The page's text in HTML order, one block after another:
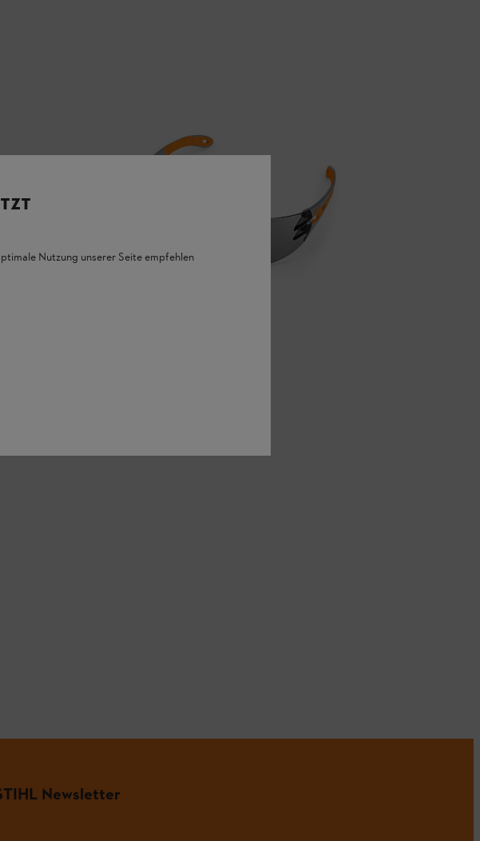
Newsletter
Nutzung unserer Seite empfehlen